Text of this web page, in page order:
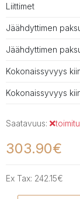
Liittimet
Jäähdyttimen
Jäähdyttimen
Kokonaissyvyys
Kokonaissyvyys
Saatavuus:
303.90€
Ex Tax: 242.15€